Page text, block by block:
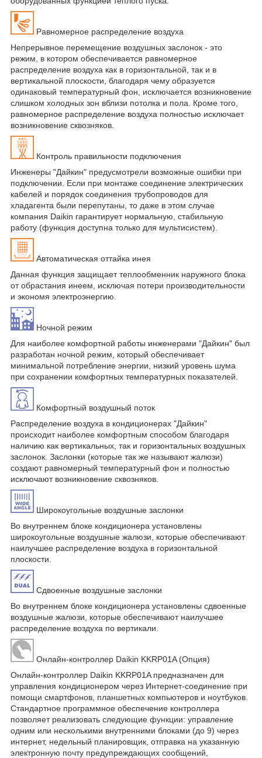
Равномерное распределение воздуха
Непрерывное перемещение воздушных заслонок - это
режим, в котором обеспечивается равномерное
распределение воздуха как в горизонтальной, так и в
вертикальной плоскости, благодаря чему образуется
одинаковый температурный фон, исключается возникновение
слишком холодных зон вблизи потолка и пола. Кроме того,
равномерное распределение воздуха полностью исключает
возникновение сквозняков.
Контроль правильности подключения
Инженеры "Дайкин" предусмотрели возможные ошибки при
подключении. Если при монтаже соединение электрических
кабелей и порядок соединения трубопроводов для
хладагента были перепутаны, то даже в этом случае
компания Daikin гарантирует нормальную, стабильную
работу (функция доступна только для мультисистем).
Автоматическая оттайка инея
Данная функция защищает теплообменник наружного блока
от обрастания инеем, исключая потери производительности
и экономя электроэнергию.
Ночной режим
Для наиболее комфортной работы инженерами "Дайкин" был
разработан ночной режим, который обеспечивает
минимальной потребление энергии, низкий уровень шума
при сохранении комфортных температурных показателей.
Комфортный воздушный поток
Распределение воздуха в кондиционерах "Дайкин"
происходит наиболее комфортным способом благодаря
наличию как вертикальных, так и горизонтальных воздушных
заслонок. Заслонки (которые так же называют жалюзи)
создают равномерный температурный фон и полностью
исключают возникновение сквозняков.
Широкоугольные воздушные заслонки
Во внутреннем блоке кондиционера установлены
широкоугольные воздушные жалюзи, которые обеспечивают
наилучшее распределение воздуха в горизонтальной
плоскости.
Сдвоенные воздушные заслонки
Во внутреннем блоке кондиционера установлены сдвоенные
воздушные жалюзи, которые обеспечивают наилучшее
распределение воздуха по вертикали.
Онлайн-контроллер Daikin KKRP01A (Опция)
Онлайн-контроллер Daikin KKRP01A предназначен для
управления кондиционером через Интернет-соединение при
помощи смартфонов, планшетных компьютеров и ноутбуков.
Стандартное программное обеспечение контроллера
позволяет реализовать следующие функции: управление
одним или несколькими внутренними блоками (до 9) через
интернет, недельный планировщик, отправка на указанную
электронную почту предупреждающих сообщений,